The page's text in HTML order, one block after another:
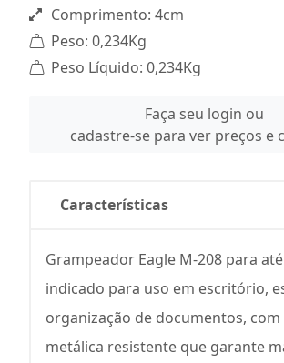
Comprimento: 4cm
Peso: 0,234Kg
Peso Líquido: 0,234Kg
Faça seu login ou
cadastre-se para ver preços e
Características
Grampeador Eagle M-208 para
indicado para uso em escritório,
organização de documentos,
metálica resistente que garante